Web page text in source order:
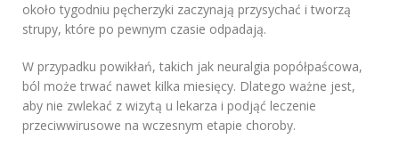
około tygodniu pęcherzyki zaczynają przysychać i tworzą
strupy, które po pewnym czasie odpadają.
W przypadku powikłań, takich jak neuralgia popółpaścowa,
ból może trwać nawet kilka miesięcy. Dlatego ważne jest,
aby nie zwlekać z wizytą u lekarza i podjąć leczenie
przeciwwirusowe na wczesnym etapie choroby.